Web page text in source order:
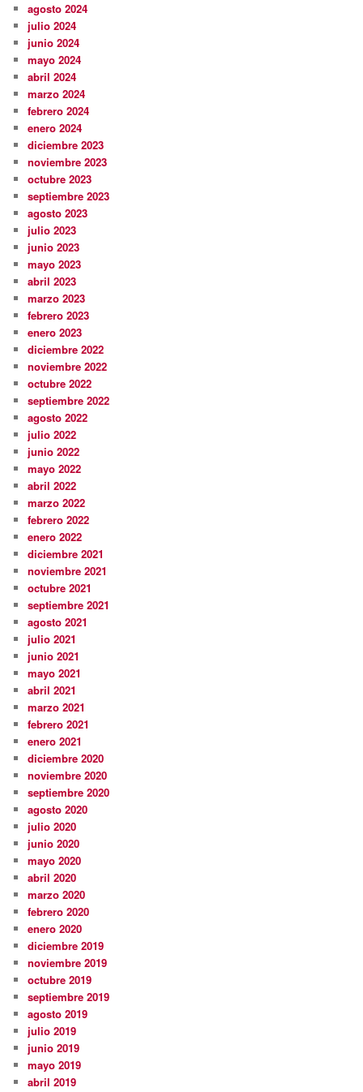
agosto 2024
julio 2024
junio 2024
mayo 2024
abril 2024
marzo 2024
febrero 2024
enero 2024
diciembre 2023
noviembre 2023
octubre 2023
septiembre 2023
agosto 2023
julio 2023
junio 2023
mayo 2023
abril 2023
marzo 2023
febrero 2023
enero 2023
diciembre 2022
noviembre 2022
octubre 2022
septiembre 2022
agosto 2022
julio 2022
junio 2022
mayo 2022
abril 2022
marzo 2022
febrero 2022
enero 2022
diciembre 2021
noviembre 2021
octubre 2021
septiembre 2021
agosto 2021
julio 2021
junio 2021
mayo 2021
abril 2021
marzo 2021
febrero 2021
enero 2021
diciembre 2020
noviembre 2020
septiembre 2020
agosto 2020
julio 2020
junio 2020
mayo 2020
abril 2020
marzo 2020
febrero 2020
enero 2020
diciembre 2019
noviembre 2019
octubre 2019
septiembre 2019
agosto 2019
julio 2019
junio 2019
mayo 2019
abril 2019